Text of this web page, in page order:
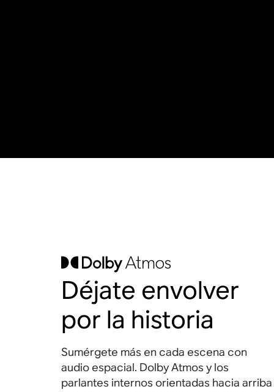
Déjate envolver
por la historia
Sumérgete más en cada escena con
audio espacial. Dolby Atmos y los
parlantes internos orientadas hacia arriba